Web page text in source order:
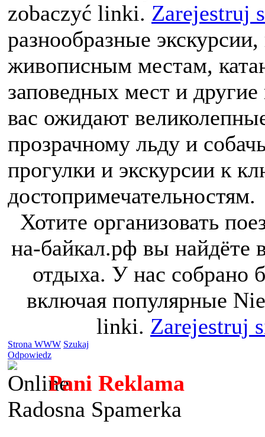
zobaczyć linki. Zarejestruj
разнообразные
живописным местам,
заповедных мест и
вас ожидают
прозрачному льду и
прогулки и экскурсии к
достопримечательностям.
Хотите организовать
на-байкал.рф вы найдёте
отдыха. У нас собрано
включая популярные
linki. Zarejestruj
Strona WWW Szukaj
Odpowiedz
Pani Reklama
Radosna Spamerka